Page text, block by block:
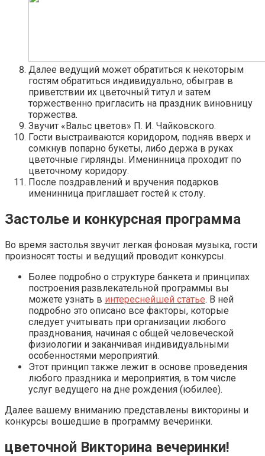
Далее ведущий может обратиться к некоторым
гостям обратиться индивидуально, обыграв в
приветствии их цветочный титул и затем
торжественно пригласить на праздник виновницу
торжества.
Звучит «Вальс цветов» П. И. Чайковского.
Гости выстраиваются коридором, подняв вверх и
сомкнув попарно букеты, либо держа в руках
цветочные гирлянды. Именинница проходит по
цветочному коридору.
После поздравлений и вручения подарков
именинница приглашает гостей к столу.
Застолье и конкурсная программа
Во время застолья звучит легкая фоновая музыка, гости
произносят тосты и ведущий проводит конкурсы.
Более подробно о структуре банкета и принципах
построения развлекательной программы вы
можете узнать в интереснейшей статье. В ней
подробно это описано все факторы, которые
следует учитывать при организации любого
празднования, начиная с общей человеческой
физиологии и заканчивая индивидуальными
особенностями мероприятий.
Этот принцип также лежит в основе проведения
любого праздника и мероприятия, в том числе
услуг ведущего на дне рождения (юбилее).
Далее вашему вниманию представлены викторины и
конкурсы вошедшие в программу вечеринки.
цветочной Викторина вечеринки!